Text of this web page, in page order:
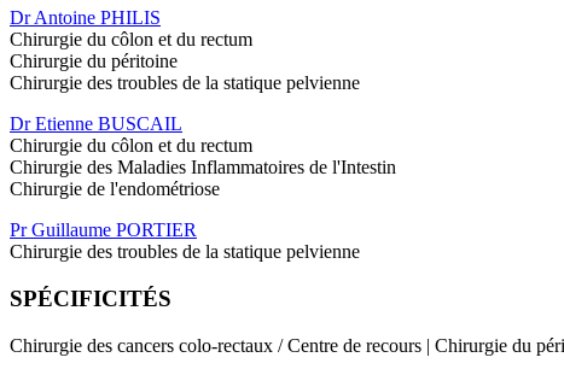
Dr Antoine PHILIS
Chirurgie du côlon et du rectum
Chirurgie du péritoine
Chirurgie des troubles de la statique pelvienne
Dr Etienne BUSCAIL
Chirurgie du côlon et du rectum
Chirurgie des Maladies Inflammatoires de l'Intestin
Chirurgie de l'endométriose
Pr Guillaume PORTIER
Chirurgie des troubles de la statique pelvienne
SPÉCIFICITÉS
Chirurgie des cancers colo-rectaux / Centre de recours | Chirurgie du